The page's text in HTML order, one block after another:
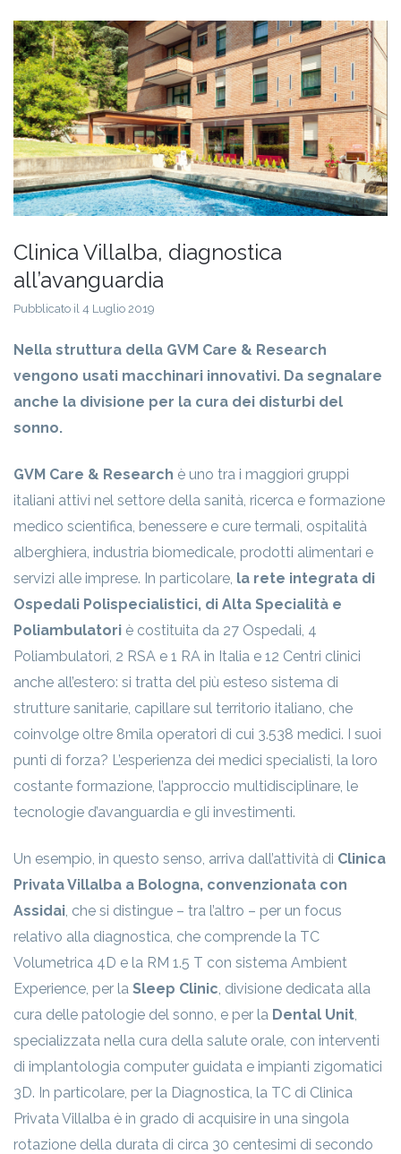
Clinica Villalba, diagnostica
all’avanguardia
Pubblicato il 4 Luglio 2019
Nella struttura della GVM Care & Research
vengono usati macchinari innovativi. Da segnalare
anche la divisione per la cura dei disturbi del
sonno.
GVM Care & Research è uno tra i maggiori gruppi
italiani attivi nel settore della sanità, ricerca e formazione
medico scientifica, benessere e cure termali, ospitalità
alberghiera, industria biomedicale, prodotti alimentari e
servizi alle imprese. In particolare, la rete integrata di
Ospedali Polispecialistici, di Alta Specialità e
Poliambulatori è costituita da 27 Ospedali, 4
Poliambulatori, 2 RSA e 1 RA in Italia e 12 Centri clinici
anche all’estero: si tratta del più esteso sistema di
strutture sanitarie, capillare sul territorio italiano, che
coinvolge oltre 8mila operatori di cui 3.538 medici. I suoi
punti di forza? L’esperienza dei medici specialisti, la loro
costante formazione, l’approccio multidisciplinare, le
tecnologie d’avanguardia e gli investimenti.
Un esempio, in questo senso, arriva dall’attività di Clinica
Privata Villalba a Bologna, convenzionata con
Assidai, che si distingue – tra l’altro – per un focus
relativo alla diagnostica, che comprende la TC
Volumetrica 4D e la RM 1.5 T con sistema Ambient
Experience, per la Sleep Clinic, divisione dedicata alla
cura delle patologie del sonno, e per la Dental Unit,
specializzata nella cura della salute orale, con interventi
di implantologia computer guidata e impianti zigomatici
3D. In particolare, per la Diagnostica, la TC di Clinica
Privata Villalba è in grado di acquisire in una singola
rotazione della durata di circa 30 centesimi di secondo